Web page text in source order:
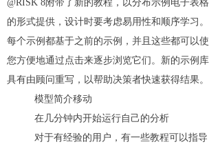
@RISK 8附带了新的教程，以分布示例电子表格
的形式提供，设计时要考虑易用性和顺序学习。
每个示例都基于之前的示例，并且这些都可以使
您方便地通过点击来逐步浏览它们。新的示例库
具有由顾问重写，以帮助决策者快速获得结果。
模型简介移动
在几分钟内开始运行自己的分析
对于有经验的用户，有一些教程可以指导